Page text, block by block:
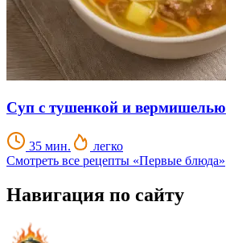
Суп с тушенкой и вермишелью
35 мин.
легко
Смотреть все рецепты «Первые блюда»
Навигация по сайту